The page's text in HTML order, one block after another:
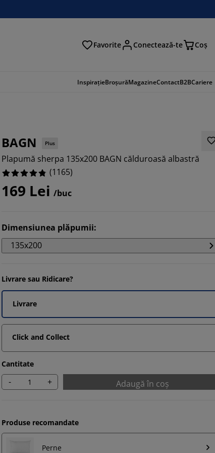
Favorite Conectează-te Coş
InspirațieBroșurăMagazineContactB2BCariere
BAGN Plus
Plapumă sherpa 135x200 BAGN călduroasă albastră
(1165)
169 Lei /buc
Dimensiunea plăpumii:
135x200
Livrare sau Ridicare?
Livrare
Click and Collect
Cantitate
- + Adaugă în coș
Produse recomandate
Perne